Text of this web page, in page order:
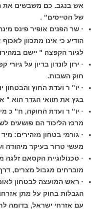
אש בנגב. כם משבשים את
של הטייסים" .
· שר הפנים אופיר פינס
הודיע כי אינו מתכוון
לגיור הקפצה " יישם
חוק השבות.
· יו" ר ועדת החוץ והבטחון
בגץ את תוואי הגדר הוא "
· יו" ר ועדת החוקה, ח" כ
מרכז הליכוד הם פושעים
· גורמי בטחון מזהירים:
מעשי טרור בעיקר מיהודה
· טכנולוגיית הקסאם
מוברחים מגבול מצרים,
· ראש המועצה לבטחון
הגבלות בחוק על מתן
עם אזרחי ישראל, בדומה